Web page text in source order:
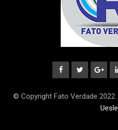
© Copyright Fato Verdade